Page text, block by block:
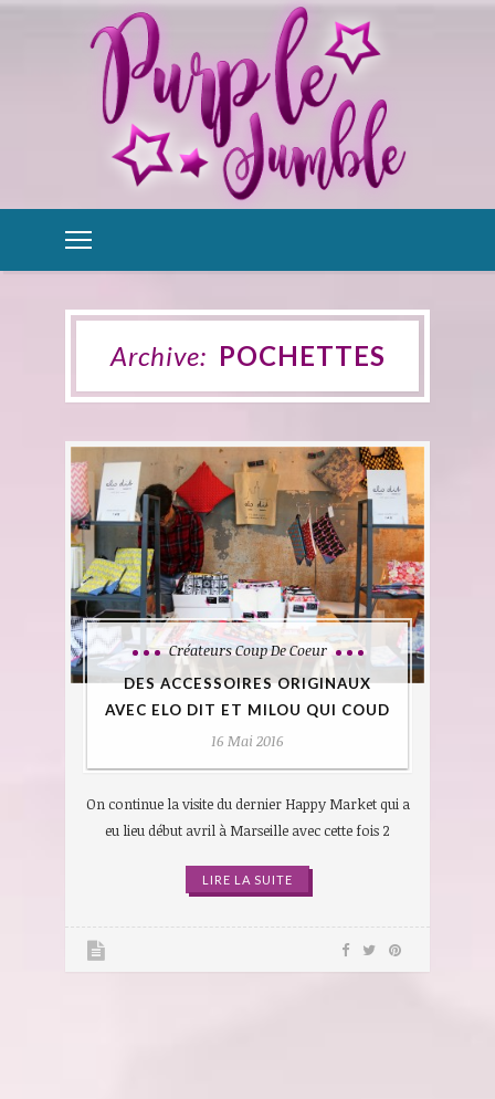
Archive: POCHETTES
Créateurs Coup De Coeur
DES ACCESSOIRES ORIGINAUX
AVEC ELO DIT ET MILOU QUI COUD
16 Mai 2016
On continue la visite du dernier Happy Market qui a
eu lieu début avril à Marseille avec cette fois 2
LIRE LA SUITE